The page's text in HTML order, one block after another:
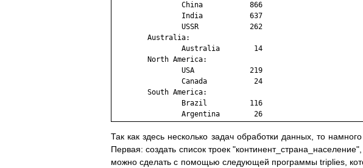
                China           866
                India           637
                USSR            262
        Australia:
                Australia        14
        North America:
                USA             219
                Canada           24
        South America:
                Brazil          116
                Argentina        26
Так как здесь несколько задач обработки данных, то
Первая: создать список троек
можно сделать с помощью следующей программы triplies,